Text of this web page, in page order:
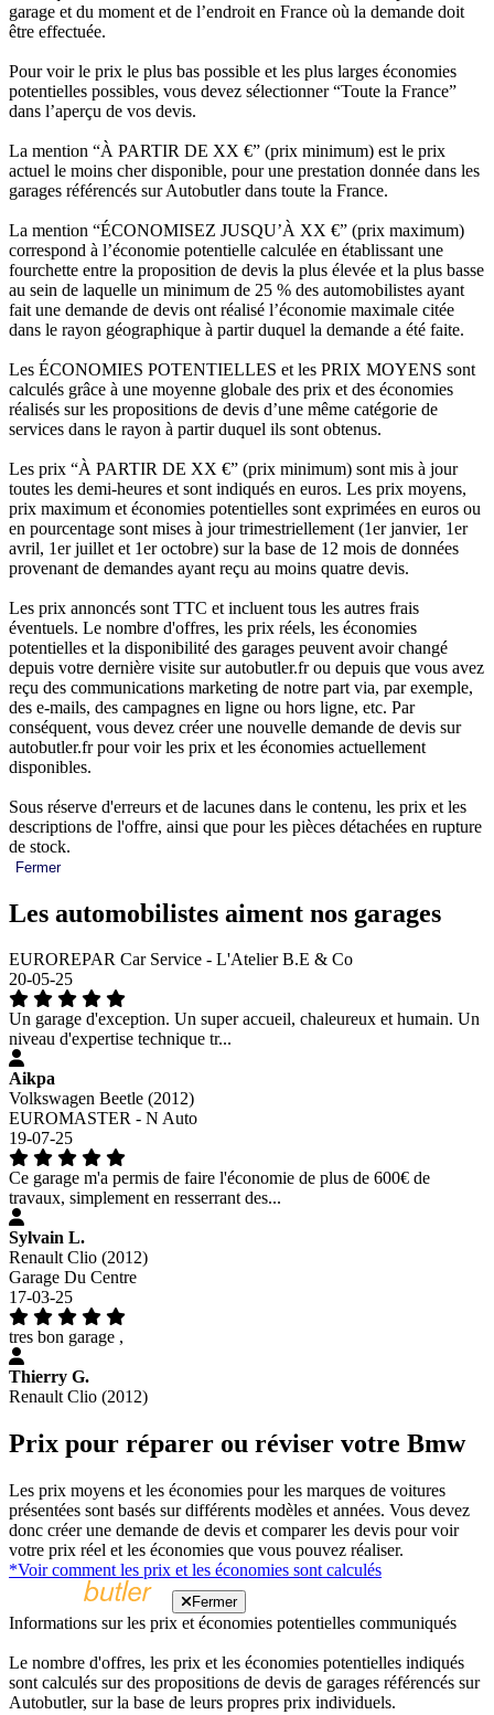
garage et du moment et de l’endroit en France où la demande doit
être effectuée.
Pour voir le prix le plus bas possible et les plus larges économies
potentielles possibles, vous devez sélectionner “Toute la France”
dans l’aperçu de vos devis.
La mention “À PARTIR DE XX €” (prix minimum) est le prix
actuel le moins cher disponible, pour une prestation donnée dans les
garages référencés sur Autobutler dans toute la France.
La mention “ÉCONOMISEZ JUSQU’À XX €” (prix maximum)
correspond à l’économie potentielle calculée en établissant une
fourchette entre la proposition de devis la plus élevée et la plus basse
au sein de laquelle un minimum de 25 % des automobilistes ayant
fait une demande de devis ont réalisé l’économie maximale citée
dans le rayon géographique à partir duquel la demande a été faite.
Les ÉCONOMIES POTENTIELLES et les PRIX MOYENS sont
calculés grâce à une moyenne globale des prix et des économies
réalisés sur les propositions de devis d’une même catégorie de
services dans le rayon à partir duquel ils sont obtenus.
Les prix “À PARTIR DE XX €” (prix minimum) sont mis à jour
toutes les demi-heures et sont indiqués en euros. Les prix moyens,
prix maximum et économies potentielles sont exprimées en euros ou
en pourcentage sont mises à jour trimestriellement (1er janvier, 1er
avril, 1er juillet et 1er octobre) sur la base de 12 mois de données
provenant de demandes ayant reçu au moins quatre devis.
Les prix annoncés sont TTC et incluent tous les autres frais
éventuels. Le nombre d'offres, les prix réels, les économies
potentielles et la disponibilité des garages peuvent avoir changé
depuis votre dernière visite sur autobutler.fr ou depuis que vous avez
reçu des communications marketing de notre part via, par exemple,
des e-mails, des campagnes en ligne ou hors ligne, etc. Par
conséquent, vous devez créer une nouvelle demande de devis sur
autobutler.fr pour voir les prix et les économies actuellement
disponibles.
Sous réserve d'erreurs et de lacunes dans le contenu, les prix et les
descriptions de l'offre, ainsi que pour les pièces détachées en rupture
de stock.
Fermer
Les automobilistes aiment nos garages
EUROREPAR Car Service - L'Atelier B.E & Co
20-05-25
Un garage d'exception. Un super accueil, chaleureux et humain. Un
niveau d'expertise technique tr...
Aikpa
Volkswagen Beetle (2012)
EUROMASTER - N Auto
19-07-25
Ce garage m'a permis de faire l'économie de plus de 600€ de
travaux, simplement en resserrant des...
Sylvain L.
Renault Clio (2012)
Garage Du Centre
17-03-25
tres bon garage ,
Thierry G.
Renault Clio (2012)
Prix pour réparer ou réviser votre Bmw
Les prix moyens et les économies pour les marques de voitures
présentées sont basés sur différents modèles et années. Vous devez
donc créer une demande de devis et comparer les devis pour voir
votre prix réel et les économies que vous pouvez réaliser.
*Voir comment les prix et les économies sont calculés
Fermer
Informations sur les prix et économies potentielles communiqués
Le nombre d'offres, les prix et les économies potentielles indiqués
sont calculés sur des propositions de devis de garages référencés sur
Autobutler, sur la base de leurs propres prix individuels.